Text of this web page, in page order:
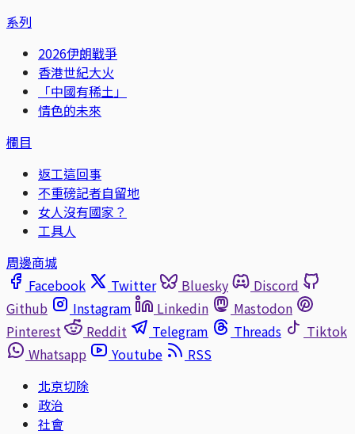
系列
2026伊朗戰爭
香港世紀大火
「中國有稀土」
情色的未來
欄目
返工這回事
不重磅記者自留地
女人沒有國家？
工具人
周邊商城
Facebook
Twitter Bluesky
Discord
Github
Instagram Linkedin
Mastodon
Pinterest
Reddit Telegram Threads
Tiktok
Whatsapp
Youtube
RSS
北京切除
政治
社會